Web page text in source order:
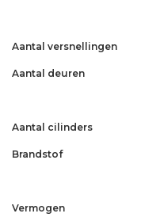
Aantal versnellingen
Aantal deuren
Aantal cilinders
Brandstof
Vermogen